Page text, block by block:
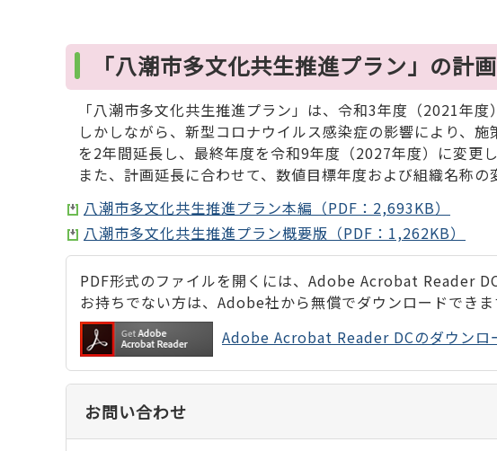
「八潮市多文化共生推進プラン」の計
「八潮市多文化共生推進プラン」は、令和3年度（2021年
しかしながら、新型コロナウイルス感染症の影響により、
を2年間延長し、最終年度を令和9年度（2027年度）に変更し
また、計画延長に合わせて、数値目標年度および組織名称の
八潮市多文化共生推進プラン本編（PDF：2,693KB）
八潮市多文化共生推進プラン概要版（PDF：1,262KB）
PDF形式のファイルを開くには、Adobe Acrobat Reader
お持ちでない方は、Adobe社から無償でダウンロードできま
Adobe Acrobat Reader DCのダウンロ
お問い合わせ